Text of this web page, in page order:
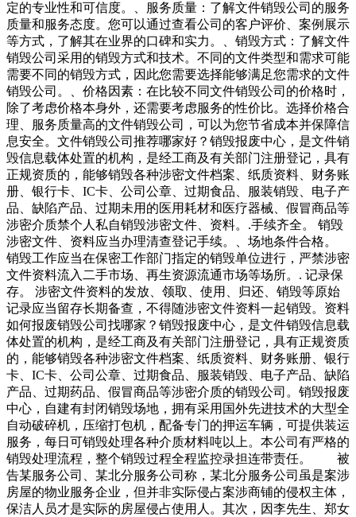
定的专业性和可信度。、服务质量：了解文件销毁公司的服务
质量和服务态度。您可以通过查看公司的客户评价、案例展示
等方式，了解其在业界的口碑和实力。、销毁方式：了解文件
销毁公司采用的销毁方式和技术。不同的文件类型和需求可能
需要不同的销毁方式，因此您需要选择能够满足您需求的文件
销毁公司。、价格因素：在比较不同文件销毁公司的价格时，
除了考虑价格本身外，还需要考虑服务的性价比。选择价格合
理、服务质量高的文件销毁公司，可以为您节省成本并保障信
息安全。文件销毁公司推荐哪家好？销毁报废中心，是文件销
毁信息载体处置的机构，是经工商及有关部门注册登记，具有
正规资质的，能够销毁各种涉密文件档案、纸质资料、财务账
册、银行卡、IC卡、公司公章、过期食品、服装销毁、电子产
品、缺陷产品、过期未用的医用耗材和医疗器械、假冒商品等
涉密介质禁个人私自销毁涉密文件、资料。.手续齐全。 销毁
涉密文件、资料应当办理清查登记手续。、场地条件合格。
销毁工作应当在保密工作部门指定的销毁单位进行，严禁涉密
文件资料流入二手市场、再生资源流通市场等场所。. 记录保
存。 涉密文件资料的发放、领取、使用、归还、销毁等原始
记录应当留存长期备查，不得随涉密文件资料一起销毁。资料
如何报废销毁公司找哪家？销毁报废中心，是文件销毁信息载
体处置的机构，是经工商及有关部门注册登记，具有正规资质
的，能够销毁各种涉密文件档案、纸质资料、财务账册、银行
卡、IC卡、公司公章、过期食品、服装销毁、电子产品、缺陷
产品、过期药品、假冒商品等涉密介质的销毁公司。销毁报废
中心，自建有封闭销毁场地，拥有采用国外先进技术的大型全
自动破碎机，压缩打包机，配备专门的押运车辆，可提供装运
服务，每日可销毁处理各种介质材料吨以上。本公司有严格的
销毁处理流程，整个销毁过程全程监控录担连带责任。 被
告某服务公司、某北分服务公司称，某北分服务公司虽是案涉
房屋的物业服务企业，但并非实际侵占案涉商铺的侵权主体，
保洁人员才是实际的房屋侵占使用人。其次，因李先生、郑女